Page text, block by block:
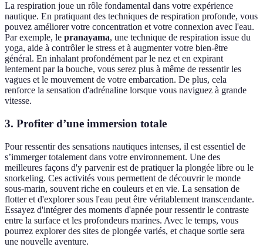
La respiration joue un rôle fondamental dans votre expérience
nautique. En pratiquant des techniques de respiration profonde, vous
pouvez améliorer votre concentration et votre connexion avec l'eau.
Par exemple, le pranayama, une technique de respiration issue du
yoga, aide à contrôler le stress et à augmenter votre bien-être
général. En inhalant profondément par le nez et en expirant
lentement par la bouche, vous serez plus à même de ressentir les
vagues et le mouvement de votre embarcation. De plus, cela
renforce la sensation d'adrénaline lorsque vous naviguez à grande
vitesse.
3. Profiter d’une immersion totale
Pour ressentir des sensations nautiques intenses, il est essentiel de
s’immerger totalement dans votre environnement. Une des
meilleures façons d'y parvenir est de pratiquer la plongée libre ou le
snorkeling. Ces activités vous permettent de découvrir le monde
sous-marin, souvent riche en couleurs et en vie. La sensation de
flotter et d'explorer sous l'eau peut être véritablement transcendante.
Essayez d'intégrer des moments d'apnée pour ressentir le contraste
entre la surface et les profondeurs marines. Avec le temps, vous
pourrez explorer des sites de plongée variés, et chaque sortie sera
une nouvelle aventure.